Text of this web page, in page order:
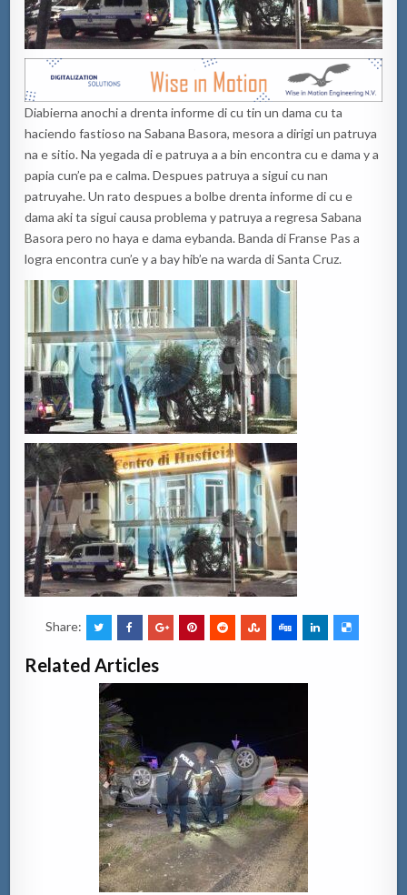
Diabierna anochi a drenta informe di cu tin un dama cu ta
haciendo fastioso na Sabana Basora, mesora a dirigi un patruya
na e sitio. Na yegada di e patruya a a bin encontra cu e dama y a
papia cun’e pa e calma. Despues patruya a sigui cu nan
patruyahe. Un rato despues a bolbe drenta informe di cu e
dama aki ta sigui causa problema y patruya a regresa Sabana
Basora pero no haya e dama eybanda. Banda di Franse Pas a
logra encontra cun’e y a bay hib’e na warda di Santa Cruz.
Share:
Related Articles